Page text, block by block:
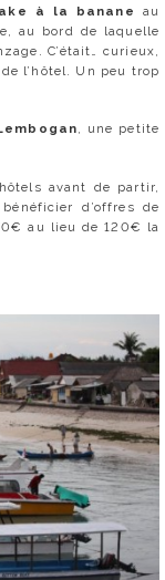
à la banane
au
au bord de laquelle
C’était… curieux,
l’hôtel. Un peu trop
, une petite
avant de partir,
d’offres de
au lieu de 120€ la